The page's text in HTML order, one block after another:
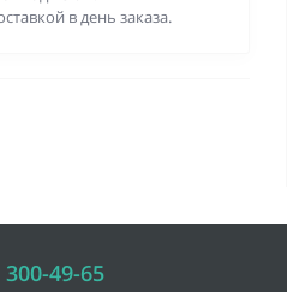
в день заказа.
300-49-65